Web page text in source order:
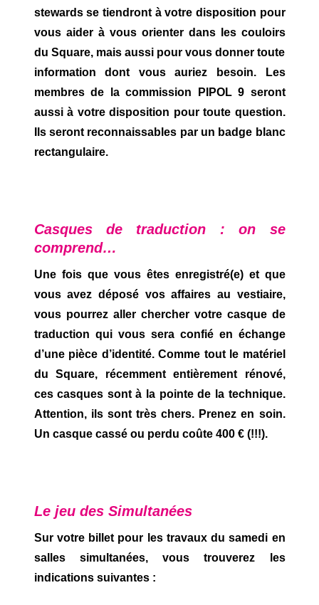
stewards se tiendront à votre disposition pour
vous aider à vous orienter dans les couloirs
du Square, mais aussi pour vous donner toute
information dont vous auriez besoin. Les
membres de la commission PIPOL 9 seront
aussi à votre disposition pour toute question.
Ils seront reconnaissables par un badge blanc
rectangulaire.
Casques de traduction : on se
comprend…
Une fois que vous êtes enregistré(e) et que
vous avez déposé vos affaires au vestiaire,
vous pourrez aller chercher votre casque de
traduction qui vous sera confié en échange
d’une pièce d’identité. Comme tout le matériel
du Square, récemment entièrement rénové,
ces casques sont à la pointe de la technique.
Attention, ils sont très chers. Prenez en soin.
Un casque cassé ou perdu coûte 400 € (!!!).
Le jeu des Simultanées
Sur votre billet pour les travaux du samedi en
salles simultanées, vous trouverez les
indications suivantes :